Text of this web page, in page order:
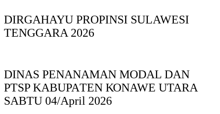
DIRGAHAYU PROPINSI SULAWESI
TENGGARA 2026
DINAS PΕΝΑΝΑΜAN MODAL DAN
PTSP KABUPAΤΕΝ ΚΟNAWE UTARA
SABTU 04/April 2026